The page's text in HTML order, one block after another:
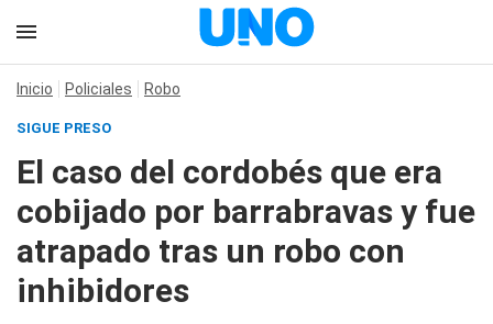
Inicio Policiales Robo
SIGUE PRESO
El caso del cordobés que era
cobijado por barrabravas y fue
atrapado tras un robo con
inhibidores